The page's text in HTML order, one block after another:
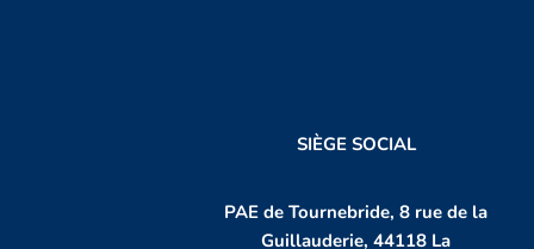
SIÈGE SOCIAL
PAE de Tournebride, 8 rue de la
Guillauderie, 44118 La